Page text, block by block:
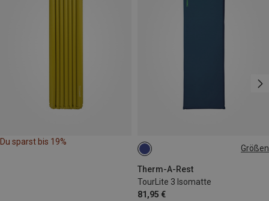
Du sparst bis 19%
Größen
Therm-A-Rest
TourLite 3 Isomatte
81,95 €
196X64CM